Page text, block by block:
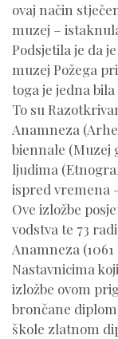
ovaj način
muzej –
Podsjetila je da
muzej Požega
toga je jedna
To su
Anamneza
biennale (Muzej
ljudima
ispred vremena
Ove izložbe
vodstva te 73
Anamneza
Nastavnicima
izložbe ovom
brončane
škole zlatnom